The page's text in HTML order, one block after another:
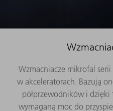
Wzmacniacze mikrofal
w akceleratorach. Bazują
półprzewodników i
wymaganą moc do